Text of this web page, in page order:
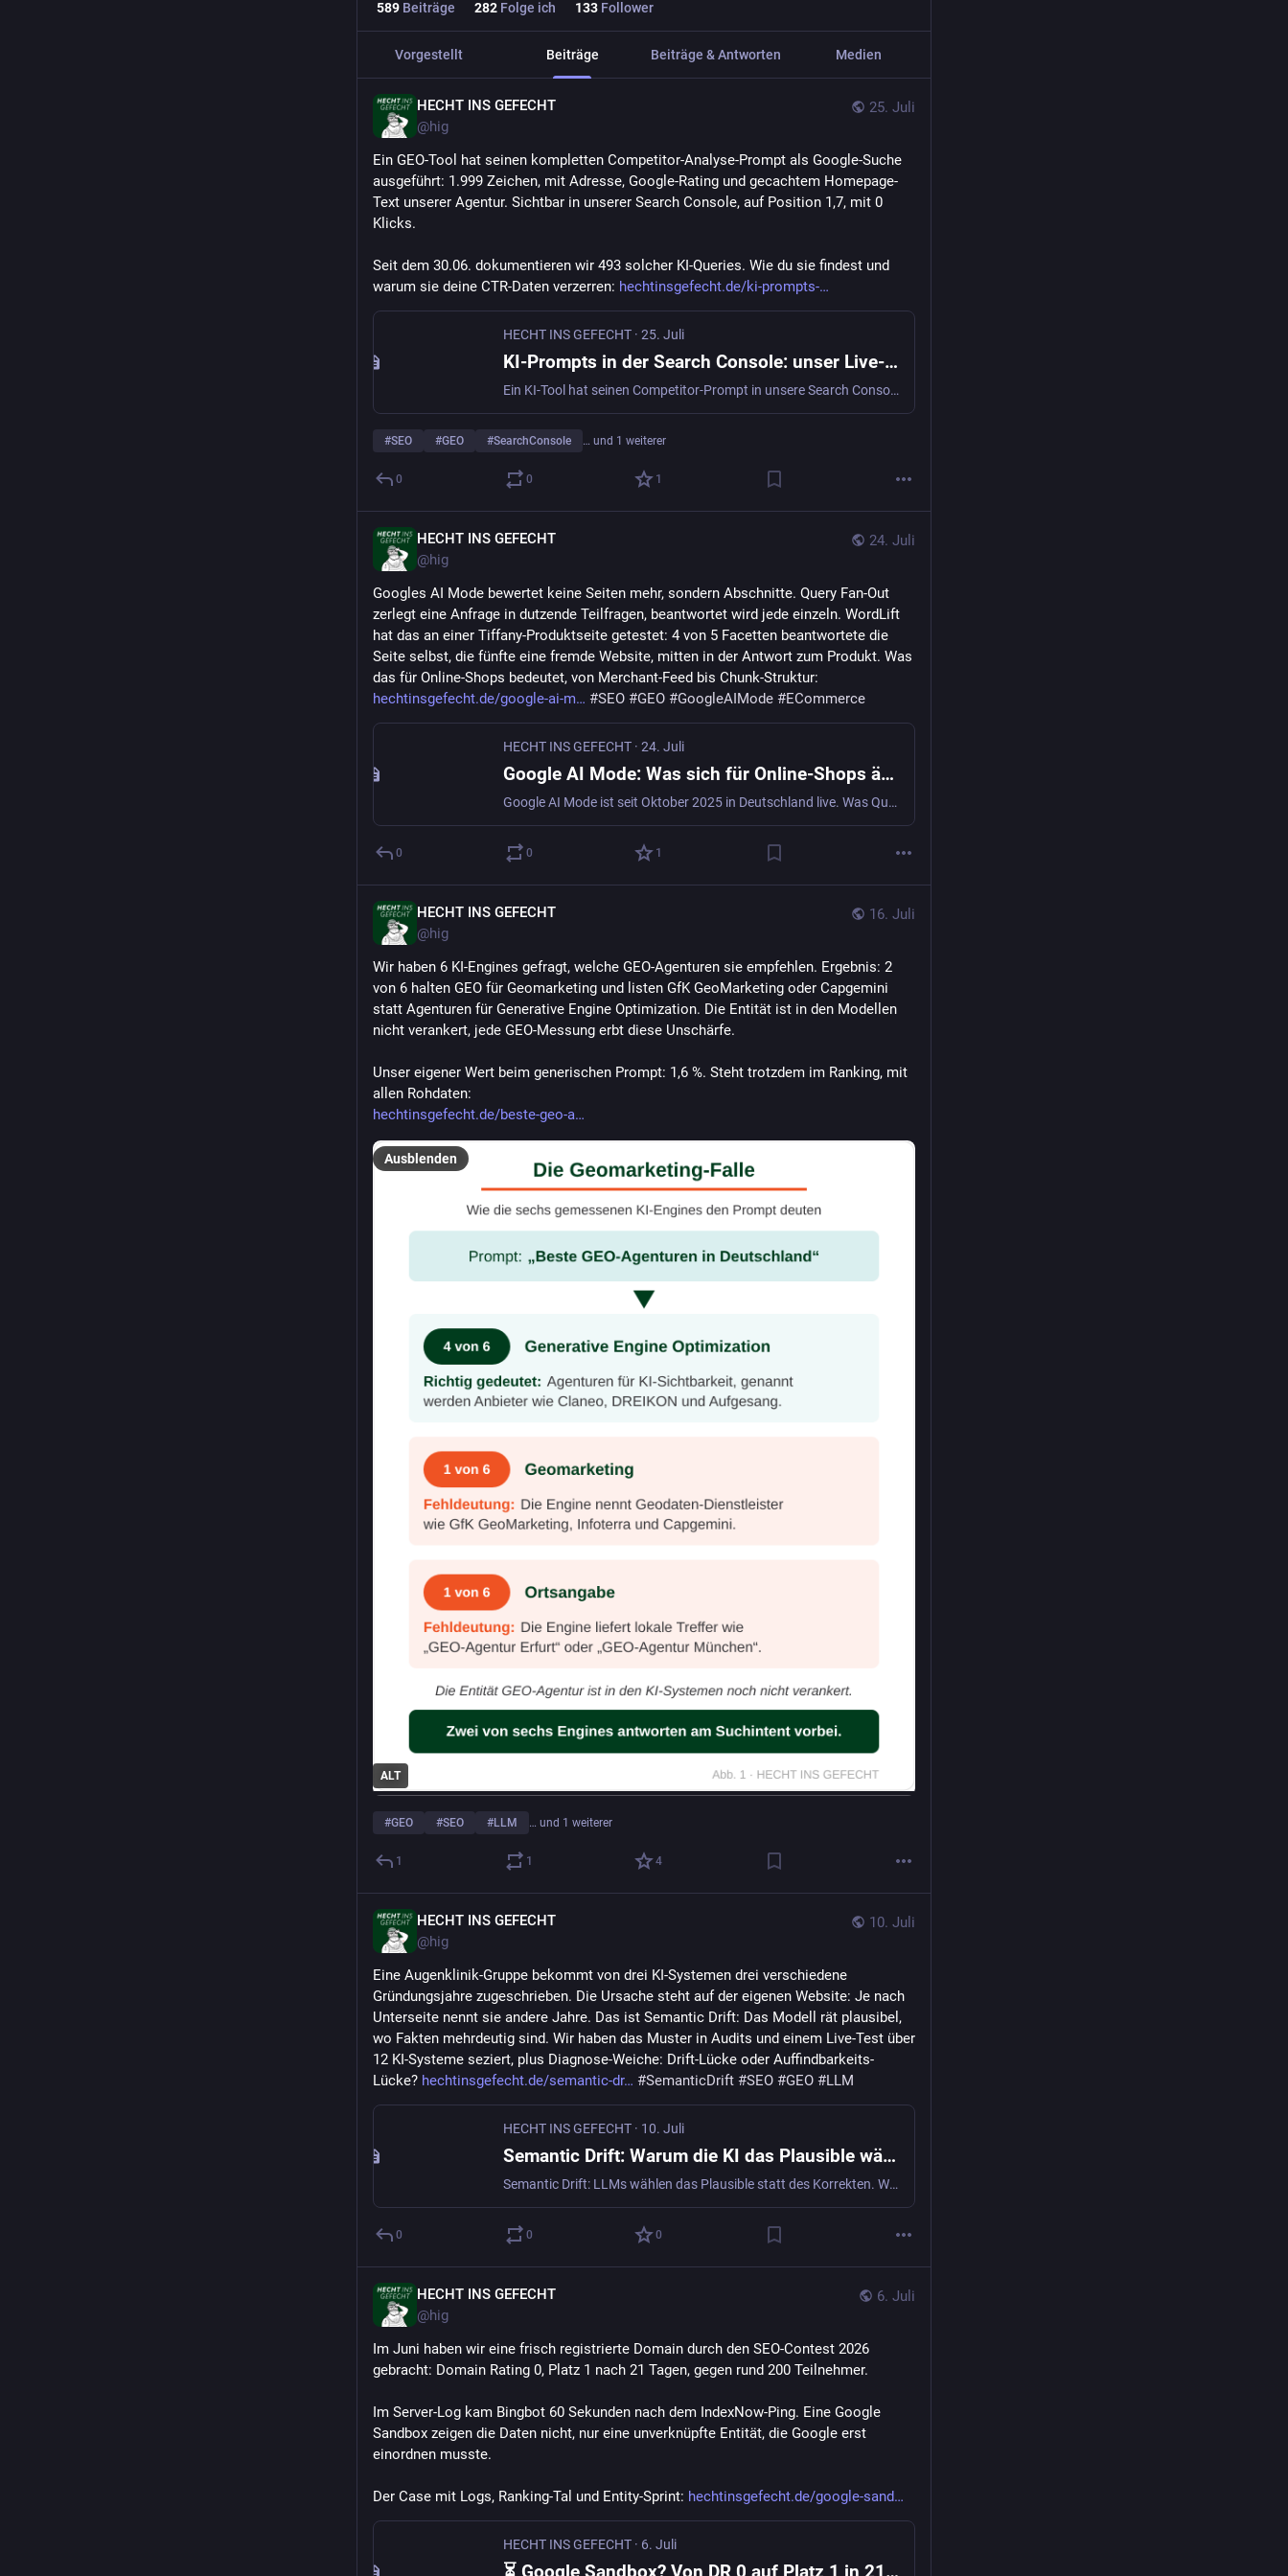
589 Beiträge 282 Folge ich 133 Follower
Vorgestellt Beiträge Beiträge & Antworten Medien
25. Juli
HECHT INS GEFECHT
@hig
Ein GEO-Tool hat seinen kompletten Competitor-Analyse-Prompt als Google-Suche
ausgeführt: 1.999 Zeichen, mit Adresse, Google-Rating und gecachtem Homepage-
Text unserer Agentur. Sichtbar in unserer Search Console, auf Position 1,7, mit 0
Klicks.
Seit dem 30.06. dokumentieren wir 493 solcher KI-Queries. Wie du sie findest und
warum sie deine CTR-Daten verzerren: hechtinsgefecht.de/ki-prompts-
HECHT INS GEFECHT · 25. Juli
KI-Prompts in der Search Console: unser Live-Befund 🔍
Ein KI-Tool hat seinen Competitor-Prompt in unsere Search Console geleakt. Was KI-Queries in der GSC verraten und wie sie deine CTR-Daten verzerren.
#SEO #GEO #SearchConsole … und 1 weiterer
0 0 1
24. Juli
HECHT INS GEFECHT
@hig
Googles AI Mode bewertet keine Seiten mehr, sondern Abschnitte. Query Fan-Out
zerlegt eine Anfrage in dutzende Teilfragen, beantwortet wird jede einzeln. WordLift
hat das an einer Tiffany-Produktseite getestet: 4 von 5 Facetten beantwortete die
Seite selbst, die fünfte eine fremde Website, mitten in der Antwort zum Produkt. Was
das für Online-Shops bedeutet, von Merchant-Feed bis Chunk-Struktur:
hechtinsgefecht.de/google-ai-m
#SEO #GEO #GoogleAIMode #ECommerce
HECHT INS GEFECHT · 24. Juli
Google AI Mode: Was sich für Online-Shops ändert 🛒
Google AI Mode ist seit Oktober 2025 in Deutschland live. Was Query Fan-Out, Feeds und KI-Shortlists für deinen Shop bedeuten und was du jetzt umsetzt.
0 0 1
16. Juli
HECHT INS GEFECHT
@hig
Wir haben 6 KI-Engines gefragt, welche GEO-Agenturen sie empfehlen. Ergebnis: 2
von 6 halten GEO für Geomarketing und listen GfK GeoMarketing oder Capgemini
statt Agenturen für Generative Engine Optimization. Die Entität ist in den Modellen
nicht verankert, jede GEO-Messung erbt diese Unschärfe.
Unser eigener Wert beim generischen Prompt: 1,6 %. Steht trotzdem im Ranking, mit
allen Rohdaten:
hechtinsgefecht.de/beste-geo-a
ALT
Ausblenden
#GEO #SEO #LLM … und 1 weiterer
1 1 4
10. Juli
HECHT INS GEFECHT
@hig
Eine Augenklinik-Gruppe bekommt von drei KI-Systemen drei verschiedene
Gründungsjahre zugeschrieben. Die Ursache steht auf der eigenen Website: Je nach
Unterseite nennt sie andere Jahre. Das ist Semantic Drift: Das Modell rät plausibel,
wo Fakten mehrdeutig sind. Wir haben das Muster in Audits und einem Live-Test über
12 KI-Systeme seziert, plus Diagnose-Weiche: Drift-Lücke oder Auffindbarkeits-
Lücke? hechtinsgefecht.de/semantic-dr #SemanticDrift #SEO #GEO #LLM
HECHT INS GEFECHT · 10. Juli
Semantic Drift: Warum die KI das Plausible wählt 🤖
Semantic Drift: LLMs wählen das Plausible statt des Korrekten. Warum KI-Systeme Falsches über Marken erzählen und wie Struktur im Text das verhindert.
0 0 0
6. Juli
HECHT INS GEFECHT
@hig
Im Juni haben wir eine frisch registrierte Domain durch den SEO-Contest 2026
gebracht: Domain Rating 0, Platz 1 nach 21 Tagen, gegen rund 200 Teilnehmer.
Im Server-Log kam Bingbot 60 Sekunden nach dem IndexNow-Ping. Eine Google
Sandbox zeigen die Daten nicht, nur eine unverknüpfte Entität, die Google erst
einordnen musste.
Der Case mit Logs, Ranking-Tal und Entity-Sprint: hechtinsgefecht.de/google-sand
HECHT INS GEFECHT · 6. Juli